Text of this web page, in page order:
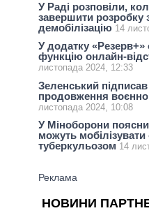
У Раді розповіли,
завершити розробку
демобілізацію 14
У додатку «Резерв+»
функцію онлайн-
листопада 2024, 12:33
Зеленський
продовження
листопада 2024, 10:08
У Міноборони
можуть мобілізувати
туберкульозом 14